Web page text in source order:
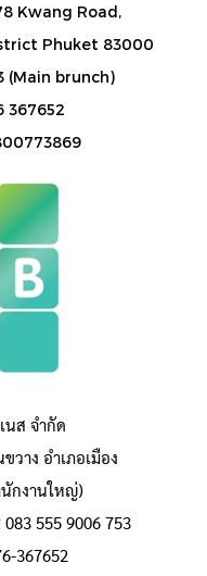
Kwang Road,
Phuket 83000
(Main brunch)
367652
นส จำกัด
าง อำเภอเมือง
นักงานใหญ่)
555 9006 753
367652